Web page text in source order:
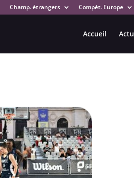
Champ. étrangers Compét. Europe
Accueil Actu